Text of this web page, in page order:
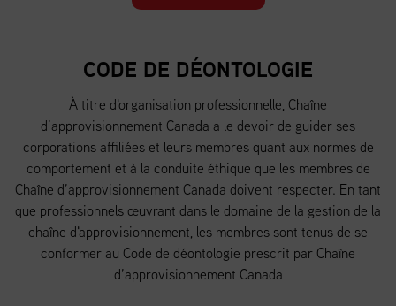
CODE DE DÉONTOLOGIE
À titre d'organisation professionnelle, Chaîne
d’approvisionnement Canada a le devoir de guider ses
corporations affiliées et leurs membres quant aux normes de
comportement et à la conduite éthique que les membres de
Chaîne d’approvisionnement Canada doivent respecter. En tant
que professionnels œuvrant dans le domaine de la gestion de la
chaîne d'approvisionnement, les membres sont tenus de se
conformer au Code de déontologie prescrit par Chaîne
d’approvisionnement Canada